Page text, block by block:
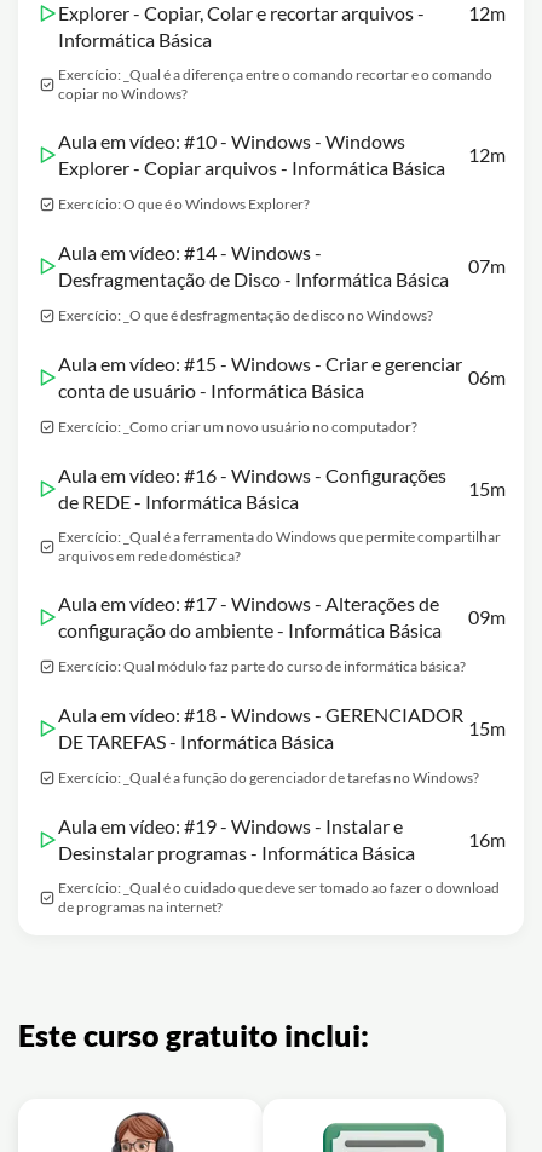
Explorer - Copiar, Colar e recortar arquivos -
Informática Básica
12m
Exercício: _Qual é a diferença entre o comando recortar e o comando
copiar no Windows?
Aula em vídeo: #10 - Windows - Windows
Explorer - Copiar arquivos - Informática Básica
12m
Exercício: O que é o Windows Explorer?
Aula em vídeo: #14 - Windows -
Desfragmentação de Disco - Informática Básica
07m
Exercício: _O que é desfragmentação de disco no Windows?
Aula em vídeo: #15 - Windows - Criar e gerenciar
conta de usuário - Informática Básica
06m
Exercício: _Como criar um novo usuário no computador?
Aula em vídeo: #16 - Windows - Configurações
de REDE - Informática Básica
15m
Exercício: _Qual é a ferramenta do Windows que permite compartilhar
arquivos em rede doméstica?
Aula em vídeo: #17 - Windows - Alterações de
configuração do ambiente - Informática Básica
09m
Exercício: Qual módulo faz parte do curso de informática básica?
Aula em vídeo: #18 - Windows - GERENCIADOR
DE TAREFAS - Informática Básica
15m
Exercício: _Qual é a função do gerenciador de tarefas no Windows?
Aula em vídeo: #19 - Windows - Instalar e
Desinstalar programas - Informática Básica
16m
Exercício: _Qual é o cuidado que deve ser tomado ao fazer o download
de programas na internet?
Este curso gratuito inclui: